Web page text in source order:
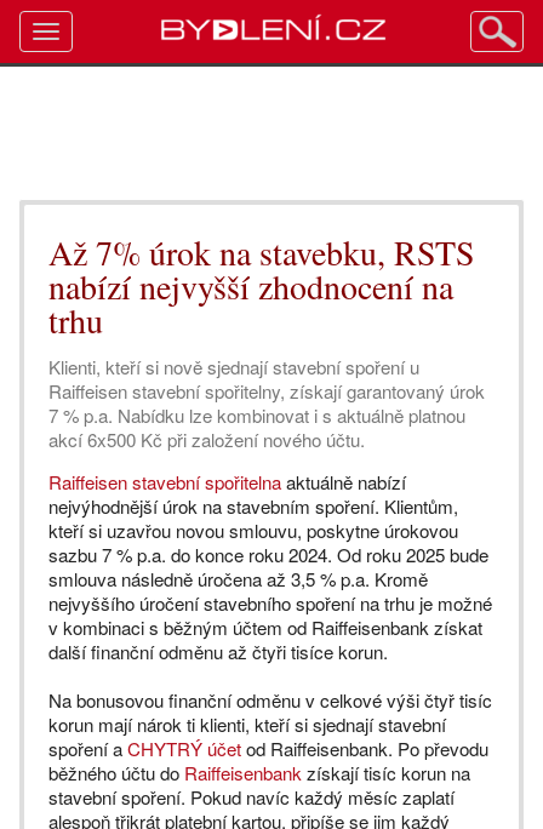
Až 7% úrok na stavebku, RSTS
nabízí nejvyšší zhodnocení na
trhu
Klienti, kteří si nově sjednají stavební spoření u
Raiffeisen stavební spořitelny, získají garantovaný úrok
7 % p.a. Nabídku lze kombinovat i s aktuálně platnou
akcí 6x500 Kč při založení nového účtu.
Raiffeisen stavební spořitelnaaktuálně nabízí
nejvýhodnější úrok na stavebním spoření. Klientům,
kteří si uzavřou novou smlouvu, poskytne úrokovou
sazbu 7 % p.a. do konce roku 2024. Od roku 2025 bude
smlouva následně úročena až 3,5 % p.a. Kromě
nejvyššího úročení stavebního spoření na trhu je možné
v kombinaci s běžným účtem od Raiffeisenbank získat
další finanční odměnu až čtyři tisíce korun.
Na bonusovou finanční odměnu v celkové výši čtyř tisíc
korun mají nárok ti klienti, kteří si sjednají stavební
spoření aCHYTRÝ účetod Raiffeisenbank. Po převodu
běžného účtu do Raiffeisenbank získají tisíc korun na
stavební spoření. Pokud navíc každý měsíc zaplatí
alespoň třikrát platební kartou, připíše se jim každý
Toggle
navigation